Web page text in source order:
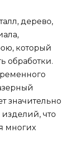
дерево,
который
обработки.
значительно
что
многих